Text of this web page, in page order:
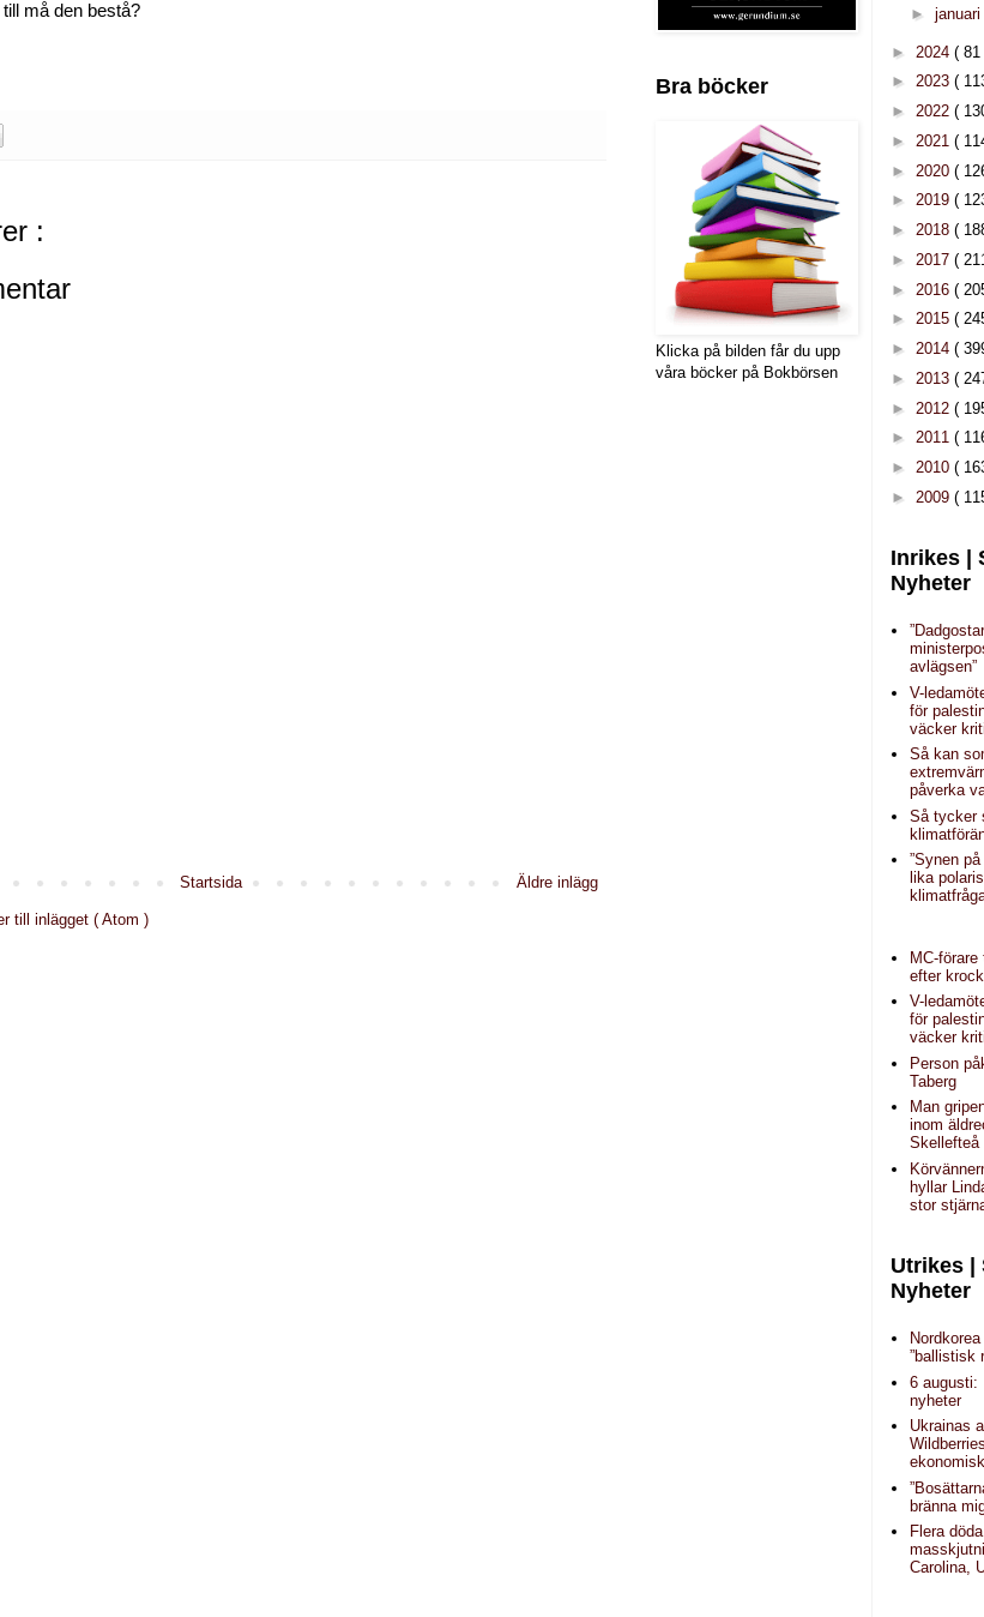
må den bestå?
:
Äldre inlägg
Startsida
till inlägget ( Atom )
Bra böcker
Klicka på bilden får du upp
våra böcker på Bokbörsen
► januari
► 2024 ( 81
► 2023 (
► 2022 (
► 2021 (
► 2020 (
► 2019 (
► 2018 (
► 2017 (
► 2016 (
► 2015 (
► 2014 (
► 2013 (
► 2012 (
► 2011 (
► 2010 (
► 2009 (
Inrikes |
Nyheter
avlägsen”
V-
för
väcker
Så kan
påverka
Så tycker
”Synen
lika
MC-
efter
V-
för
väcker
Person
Taberg
Man
inom
Skellefteå
hyllar
stor
Utrikes |
Nyheter
”ballistisk
6 augusti:
nyheter
Ukrainas
bränna
Flera
Carolina,